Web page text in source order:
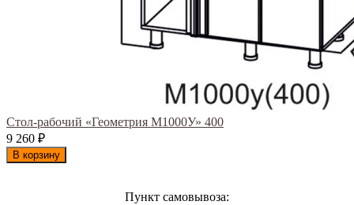
Стол-рабочий «Геометрия М1000У» 400
9 260 ₽
В корзину
Пункт самовывоза: